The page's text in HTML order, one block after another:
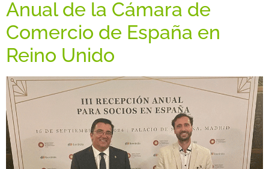
Anual de la Cámara de
Comercio de España en
Reino Unido